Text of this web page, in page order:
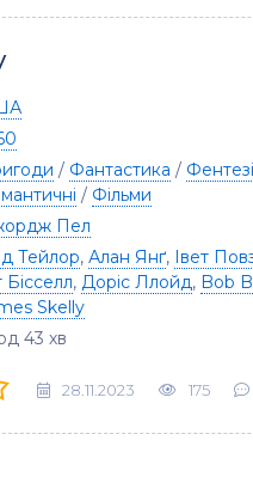
/ Фантастика / Фентезі
/ Фільми
Пел
Тейлор, Алан Янґ, Івет
Бісселл, Доріс Ллойд, Bob
Skelly
43 хв
28.11.2023 175